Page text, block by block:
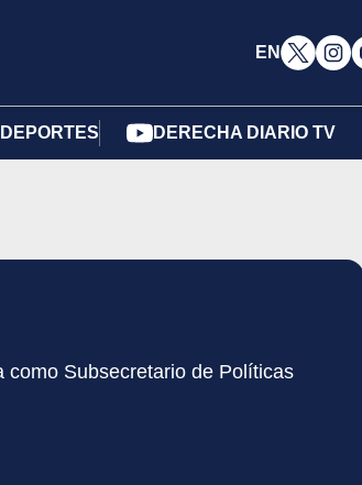
EN
DEPORTES DERECHA DIARIO TV
como Subsecretario de Políticas